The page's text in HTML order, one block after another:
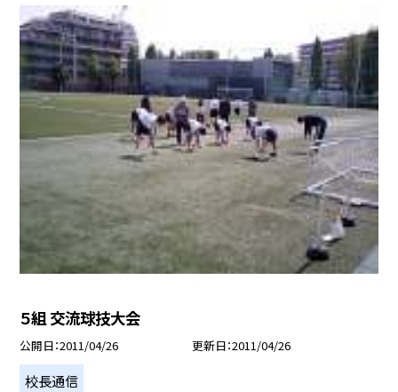
５組 交流球技大会
公開日 2011/04/26 更新日 2011/04/26
校長通信